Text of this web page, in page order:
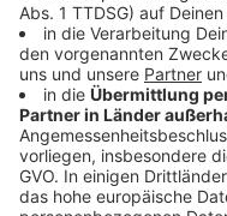
Die Flughafen-
sich im Vorfeld
ist: Sie kann
Sicherheitskontrollen
Bundespolizei und
Sicherheitsdienste
Gepäckausgabe gibt